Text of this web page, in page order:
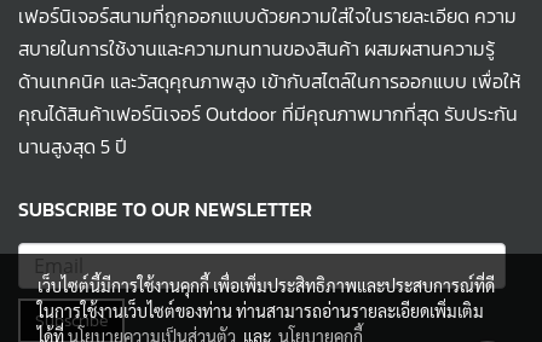
เฟอร์นิเจอร์สนามที่ถูกออกแบบด้วยความใส่ใจในรายละเอียด ความ
สบายในการใช้งานและความทนทานของสินค้า ผสมผสานความรู้
ด้านเทคนิค และวัสดุคุณภาพสูง เข้ากับสไตล์ในการออกแบบ เพื่อให้
คุณได้สินค้าเฟอร์นิเจอร์ Outdoor ที่มีคุณภาพมากที่สุด รับประกัน
นานสูงสุด 5 ปี
SUBSCRIBE TO OUR NEWSLETTER
Subscribe
เว็บไซต์นี้มีการใช้งานคุกกี้ เพื่อเพิ่มประสิทธิภาพและประสบการณ์ที่ดี
ในการใช้งานเว็บไซต์ของท่าน ท่านสามารถอ่านรายละเอียดเพิ่มเติม
ได้ที่นโยบายความเป็นส่วนตัว และ นโยบายคุกกี้